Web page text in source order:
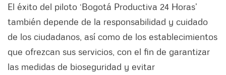
El éxito del piloto ‘Bogotá Productiva 24 Horas’
también depende de la responsabilidad y cuidado
de los ciudadanos, así como de los establecimientos
que ofrezcan sus servicios, con el fin de garantizar
las medidas de bioseguridad y evitar